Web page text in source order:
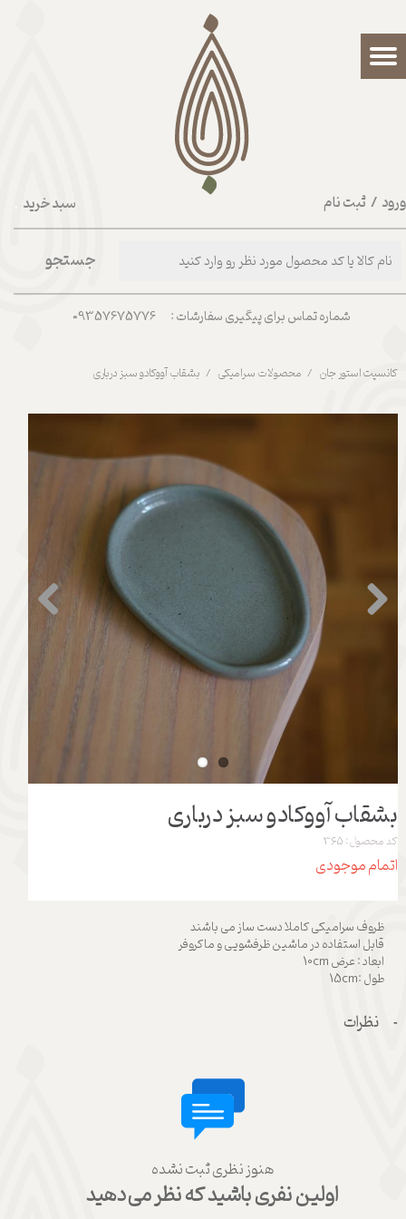
سبد خرید / ثبت نام
حساب کاربری من
تغییر گذر واژه
شماره تماس برای پیگیری سفارشات : 09357675776
جستجو
کانسپت استور جان محصولات سرامیکی بشقاب آووکادو سبز درباری
بشقاب آووکادو سبز درباری
کد محصول: 365
اتمام موجودی
ظروف سرامیکی کاملا دست ساز می باشند
قابل استفاده در ماشین ظرفشویی و ماکروفر
ابعاد : عرض 10cm
طول :15cm
نظرات
هنوز نظری ثبت نشده
اولین نفری باشید که نظر می‌دهید